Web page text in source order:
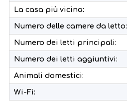
La casa più vicina:
Numero delle camere da letto:
Numero dei letti principali:
Numero dei letti aggiuntivi:
Animali domestici:
Wi-Fi: